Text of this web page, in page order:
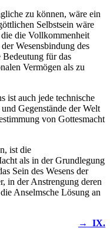
zu können, wäre ein
Selbstsein wäre
die Vollkommenheit
Wesensbindung des
Bedeutung für das
Vermögen als zu
ist auch jede technische
Gegenstände der Welt
von Gottesmacht
ist die
als in der Grundlegung
Sein des Wesens der
in der Anstrengung deren
Anselmsche Lösung an
→
IX.